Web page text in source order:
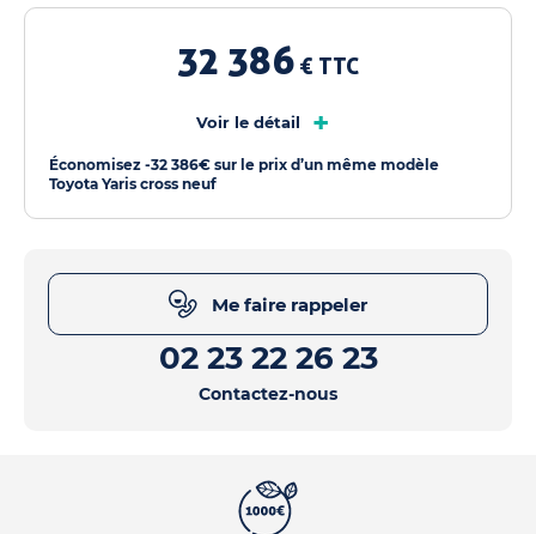
32 386 € TTC
Voir le détail +
Économisez -32 386€ sur le prix d’un même modèle
Toyota Yaris cross neuf
Me faire rappeler
02 23 22 26 23
Contactez-nous